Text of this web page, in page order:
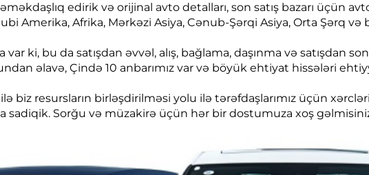
edirik və orijinal avto detalları, son satış bazarı üçün
Amerika, Afrika, Mərkəzi Asiya, Cənub-Şərqi Asiya, Orta Şərq
ki, bu da satışdan əvvəl, alış, bağlama, daşınma və satışdan
əlavə, Çində 10 anbarımız var və böyük ehtiyat hissələri
biz resursların birləşdirilməsi yolu ilə tərəfdaşlarımız üçün
sadiqik. Sorğu və müzakirə üçün hər bir dostumuza xoş